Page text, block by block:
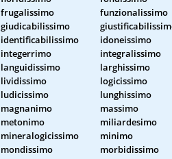
frugalissimo
funzionalissimo
giudicabilissimo
identificabilissimo
idoneissimo
integerrimo
integralissimo
languidissimo
larghissimo
lividissimo
logicissimo
ludicissimo
lunghissimo
magnanimo
massimo
metonimo
miliardesimo
mineralogicissimo
minimo
mondissimo
morbidissimo